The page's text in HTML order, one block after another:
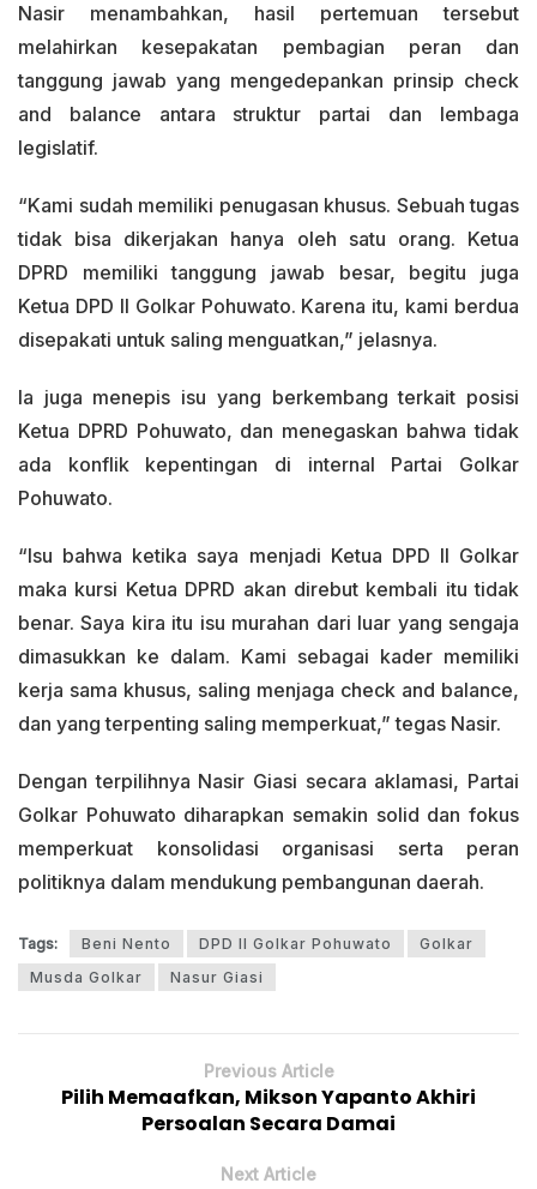
Nasir menambahkan, hasil pertemuan tersebut
melahirkan kesepakatan pembagian peran dan
tanggung jawab yang mengedepankan prinsip check
and balance antara struktur partai dan lembaga
legislatif.
“Kami sudah memiliki penugasan khusus. Sebuah tugas
tidak bisa dikerjakan hanya oleh satu orang. Ketua
DPRD memiliki tanggung jawab besar, begitu juga
Ketua DPD II Golkar Pohuwato. Karena itu, kami berdua
disepakati untuk saling menguatkan,” jelasnya.
Ia juga menepis isu yang berkembang terkait posisi
Ketua DPRD Pohuwato, dan menegaskan bahwa tidak
ada konflik kepentingan di internal Partai Golkar
Pohuwato.
“Isu bahwa ketika saya menjadi Ketua DPD II Golkar
maka kursi Ketua DPRD akan direbut kembali itu tidak
benar. Saya kira itu isu murahan dari luar yang sengaja
dimasukkan ke dalam. Kami sebagai kader memiliki
kerja sama khusus, saling menjaga check and balance,
dan yang terpenting saling memperkuat,” tegas Nasir.
Dengan terpilihnya Nasir Giasi secara aklamasi, Partai
Golkar Pohuwato diharapkan semakin solid dan fokus
memperkuat konsolidasi organisasi serta peran
politiknya dalam mendukung pembangunan daerah.
Tags: Beni Nento DPD II Golkar Pohuwato
Golkar
Musda Golkar
Nasur Giasi
Previous Article
Pilih Memaafkan, Mikson Yapanto Akhiri
Persoalan Secara Damai
Next Article